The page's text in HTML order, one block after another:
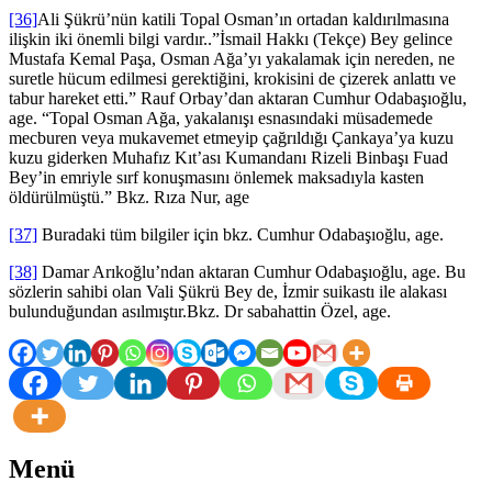
[36]Ali Şükrü’nün katili Topal Osman’ın ortadan kaldırılmasına
ilişkin iki önemli bilgi vardır..”İsmail Hakkı (Tekçe) Bey gelince
Mustafa Kemal Paşa, Osman Ağa’yı yakalamak için nereden, ne
suretle hücum edilmesi gerektiğini, krokisini de çizerek anlattı ve
tabur hareket etti.” Rauf Orbay’dan aktaran Cumhur Odabaşıoğlu,
age. “Topal Osman Ağa, yakalanışı esnasındaki müsademede
mecburen veya mukavemet etmeyip çağrıldığı Çankaya’ya kuzu
kuzu giderken Muhafız Kıt’ası Kumandanı Rizeli Binbaşı Fuad
Bey’in emriyle sırf konuşmasını önlemek maksadıyla kasten
öldürülmüştü.” Bkz. Rıza Nur, age
[37] Buradaki tüm bilgiler için bkz. Cumhur Odabaşıoğlu, age.
[38] Damar Arıkoğlu’ndan aktaran Cumhur Odabaşıoğlu, age. Bu
sözlerin sahibi olan Vali Şükrü Bey de, İzmir suikastı ile alakası
bulunduğundan asılmıştır.Bkz. Dr sabahattin Özel, age.
Menü